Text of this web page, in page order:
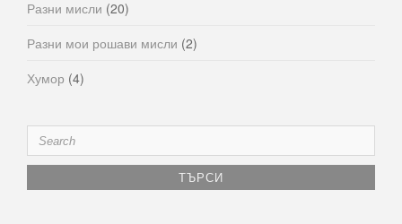
Разни мисли (20)
Разни мои рошави мисли (2)
Хумор (4)
Search
for: